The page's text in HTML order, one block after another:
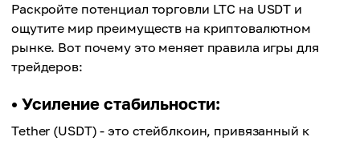
Раскройте потенциал торговли LTC на USDT и
ощутите мир преимуществ на криптовалютном
рынке. Вот почему это меняет правила игры для
трейдеров:
• Усиление стабильности:
Tether (USDT) - это стейблкоин, привязанный к